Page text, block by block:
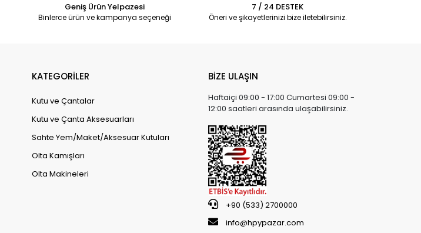
Geniş Ürün Yelpazesi
Binlerce ürün ve kampanya seçeneği
7 / 24 DESTEK
Öneri ve şikayetlerinizi bize iletebilirsiniz.
KATEGORİLER
Kutu ve Çantalar
Kutu ve Çanta Aksesuarları
Sahte Yem/Maket/Aksesuar Kutuları
Olta Kamışları
Olta Makineleri
BİZE ULAŞIN
Haftaiçi 09:00 - 17:00 Cumartesi 09:00 -
12:00 saatleri arasında ulaşabilirsiniz.
+90 (533) 2700000
info@hpypazar.com